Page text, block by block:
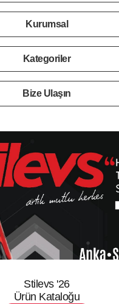
Kurumsal
Kategoriler
Bize Ulaşın
Stilevs '26
Ürün Kataloğu